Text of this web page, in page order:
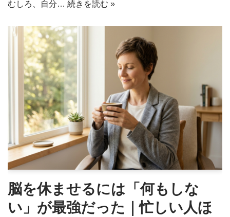
むしろ、自分… 続きを読む »
脳を休ませるには「何もしな
い」が最強だった｜忙しい人ほ